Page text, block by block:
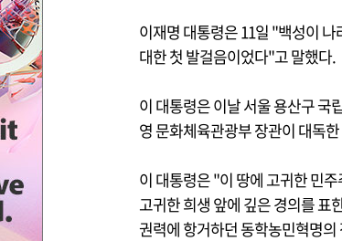
이재명 대통령은 11일 "백성이
대한 첫 발걸음이었다"고 말했다.
이 대통령은 이날 서울 용산구 국
영 문화체육관광부 장관이 대독
이 대통령은 "이 땅에 고귀한 민
고귀한 희생 앞에 깊은 경의를
권력에 항거하던 동학농민혁명